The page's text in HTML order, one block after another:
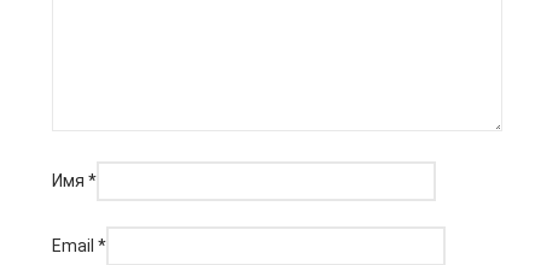
Имя *
Email *